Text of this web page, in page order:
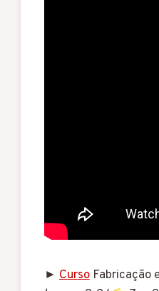
►CursoFabricação